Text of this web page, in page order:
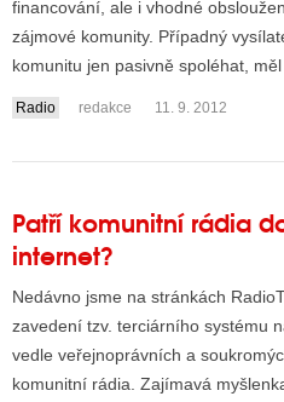
TELEVIZE
TELEVIZÍ
INTERNET
RÁDIA
STRÁNKY RÁDIÍ
financování, ale i vhodné
zájmové komunity. Případný
komunitu jen pasivně spoléhat, měl
Radio redakce 11. 9. 2012
Patří komunitní rádia
internet?
Nedávno jsme na stránkách
zavedení tzv. terciárního systému
vedle veřejnoprávních a
komunitní rádia. Zajímavá